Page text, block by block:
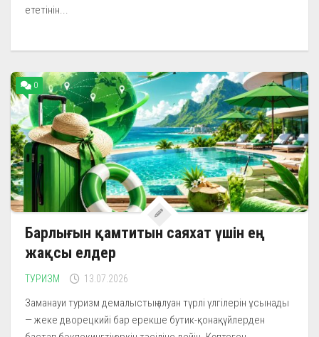
ететінін...
0
Барлығын қамтитын саяхат үшін ең
жақсы елдер
ТУРИЗМ 13.07.2026
Заманауи туризм демалыстың алуан түрлі үлгілерін ұсынады
— жеке дворецкийі бар ерекше бутик-қонақүйлерден